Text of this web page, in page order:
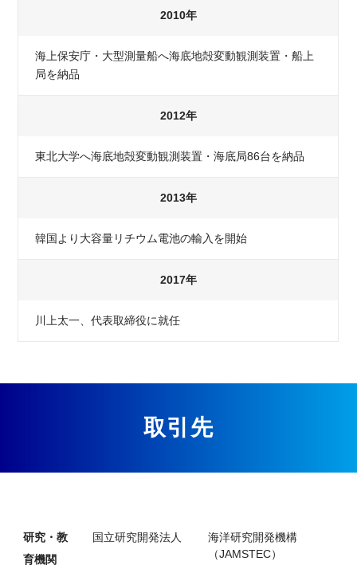
2010年
海上保安庁・大型測量船へ海底地殻変動観測装置・船上
局を納品
2012年
東北大学へ海底地殻変動観測装置・海底局86台を納品
2013年
韓国より大容量リチウム電池の輸入を開始
2017年
川上太一、代表取締役に就任
取引先
研究・教
育機関
国立研究開発法人
海洋研究開発機構
（JAMSTEC）